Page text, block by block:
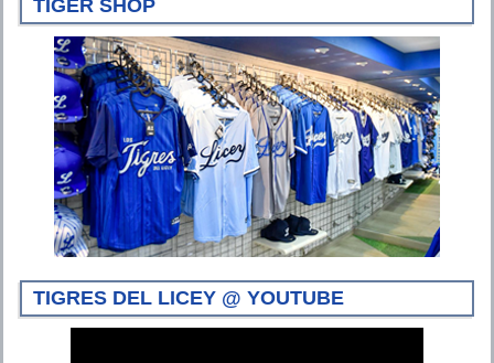
TIGER SHOP
TIGRES DEL LICEY @ YOUTUBE